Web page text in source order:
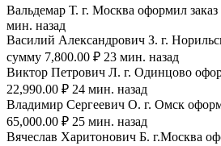
Вальдемар Т. г. Москва оформил
мин. назад
Василий Александрович З. г.
сумму 7,800.00 ₽ 23 мин. назад
Виктор Петрович Л. г. Одинцово
22,990.00 ₽ 24 мин. назад
Владимир Сергеевич О. г. Омск
65,000.00 ₽ 25 мин. назад
Вячеслав Харитонович Б. г.Москва